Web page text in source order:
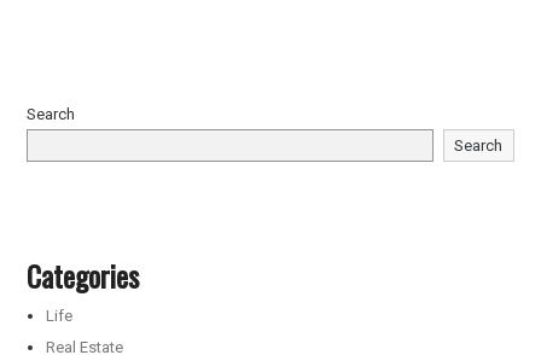
Search
Search
Categories
Life
Real Estate